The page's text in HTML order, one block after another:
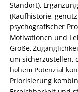
Standort),
(Kaufhistorie,
psychografischer
Motivationen und
Größe,
um sicherzustellen,
hohem Potenzial
Priorisierung